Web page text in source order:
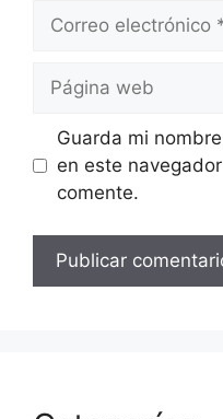
Correo
Página
Guarda mi
en este
comente.